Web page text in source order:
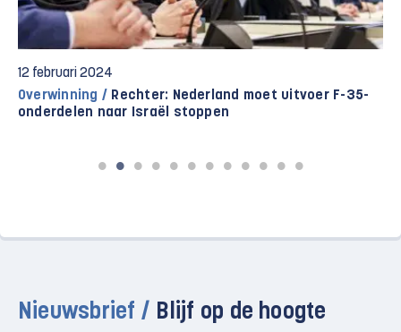
12 februari 2024
Overwinning / Rechter: Nederland moet uitvoer F-35-
onderdelen naar Israël stoppen
Nieuwsbrief / Blijf op de hoogte